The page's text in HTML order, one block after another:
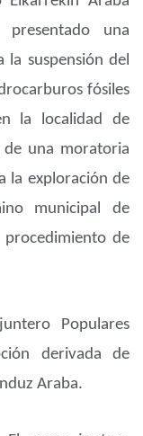
presentado una
la suspensión del
fósiles
la localidad de
de una moratoria
la exploración de
municipal de
procedimiento de
Populares
derivada de
Araba.